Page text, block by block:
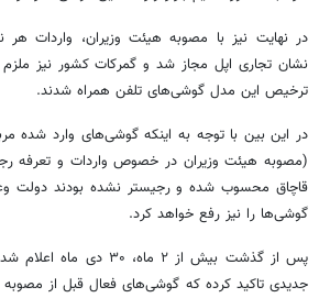
در نهایت نیز با مصوبه هیئت وزیران، واردات
نشان تجاری اپلمجاز شد و گمرکات کشور نیز ملزم
ترخیص این مدل گوشی‌های تلفن همراه شدند.
در این بین با توجه به اینکه گوشی‌های وارد شده
(مصوبه هیئت وزیران در خصوص
قاچاق محسوب شده و رجیستر نشده بودند دولت
گوشی‌ها را نیز رفع خواهد کرد.
پس از گذشت بیش از ۲ ماه، ۳۰ دی ماه اعلام شد که هیئت دولت در مصوبه
جدیدی تاکید کرده که گوشی‌های فعال قبل از مصوبه